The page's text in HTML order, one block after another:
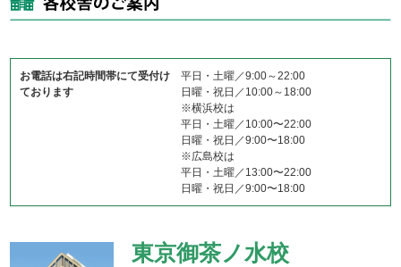
お電話は右記時間帯にて受付け
ております
平日・土曜／9:00～22:00
日曜・祝日／10:00～18:00
※横浜校は
平日・土曜／10:00〜22:00
日曜・祝日／9:00〜18:00
※広島校は
平日・土曜／13:00〜22:00
日曜・祝日／9:00〜18:00
東京御茶ノ水校